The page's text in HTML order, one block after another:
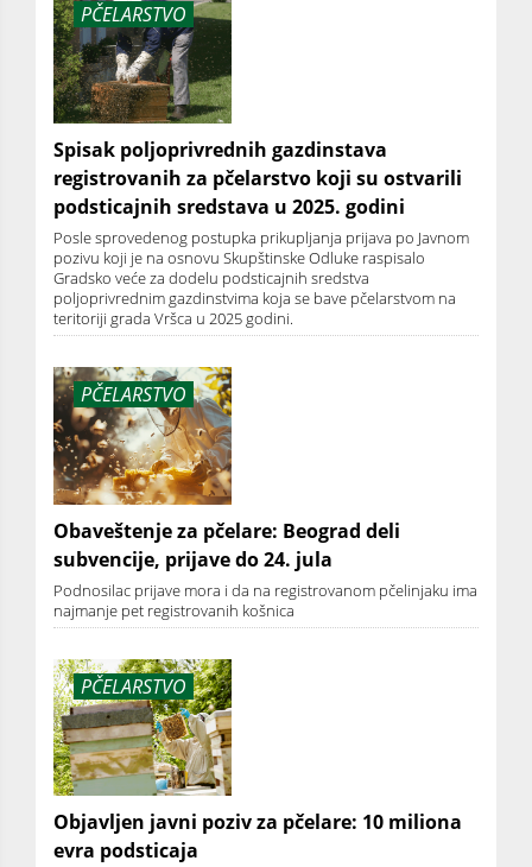
PČELARSTVO
Spisak poljoprivrednih gazdinstava
registrovanih za pčelarstvo koji su ostvarili
podsticajnih sredstava u 2025. godini
Posle sprovedenog postupka prikupljanja prijava po Javnom
pozivu koji je na osnovu Skupštinske Odluke raspisalo
Gradsko veće za dodelu podsticajnih sredstva
poljoprivrednim gazdinstvima koja se bave pčelarstvom na
teritoriji grada Vršca u 2025 godini.
PČELARSTVO
Obaveštenje za pčelare: Beograd deli
subvencije, prijave do 24. jula
Podnosilac prijave mora i da na registrovanom pčelinjaku ima
najmanje pet registrovanih košnica
PČELARSTVO
Objavljen javni poziv za pčelare: 10 miliona
evra podsticaja